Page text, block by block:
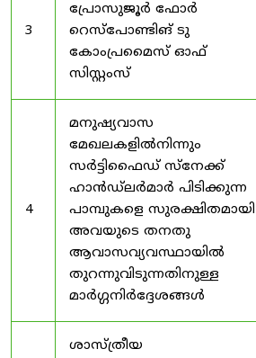
3
പ്രോസുജൂർ ഫോർ
റെസ്‌പോണ്ടിങ് ടു
കോംപ്രമൈസ് ഓഫ്
സിസ്റ്റംസ്
4
മനുഷ്യവാസ
മേഖലകളിൽനിന്നും
സർട്ടിഫൈഡ് സ്നേക്ക്
ഹാൻഡ്‌ലർമാർ പിടിക്കുന്ന
പാമ്പുകളെ സുരക്ഷിതമായി
അവയുടെ തനതു
ആവാസവ്യവസ്ഥായിൽ
തുറന്നുവിടുന്നതിനുള്ള
മാർഗ്ഗനിർദ്ദേശങ്ങൾ
ശാസ്ത്രീയ